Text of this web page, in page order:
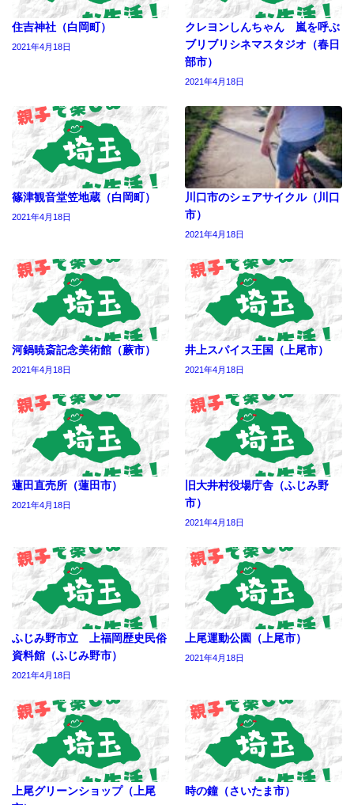
住吉神社（白岡町）
2021年4月18日
クレヨンしんちゃん 嵐を呼ぶ
ブリブリシネマスタジオ（春日
部市）
2021年4月18日
篠津観音堂笠地蔵（白岡町）
2021年4月18日
川口市のシェアサイクル（川口
市）
2021年4月18日
河鍋暁斎記念美術館（蕨市）
2021年4月18日
井上スパイス王国（上尾市）
2021年4月18日
蓮田直売所（蓮田市）
2021年4月18日
旧大井村役場庁舎（ふじみ野
市）
2021年4月18日
ふじみ野市立 上福岡歴史民俗
資料館（ふじみ野市）
2021年4月18日
上尾運動公園（上尾市）
2021年4月18日
上尾グリーンショップ（上尾
時の鐘（さいたま市）